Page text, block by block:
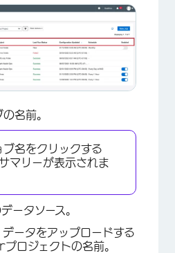
の名前。
ブ名をクリックする
マリーが表示されま
ータソース。
データをアップロードする
ロジェクトの名前。